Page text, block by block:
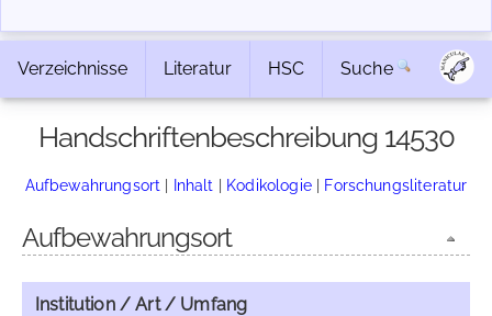
Verzeichnisse Literatur HSC Suche
Handschriftenbeschreibung 14530
Aufbewahrungsort | Inhalt | Kodikologie| Forschungsliteratur
Aufbewahrungsort
Institution / Art / Umfang